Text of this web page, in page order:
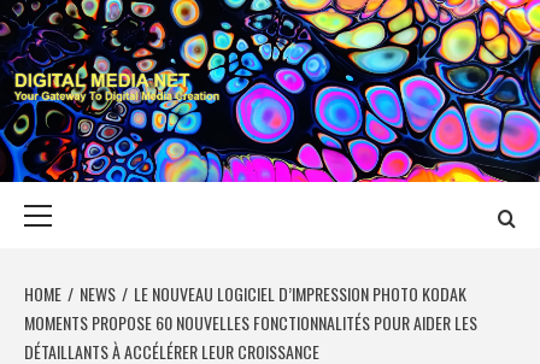
Skip
to
content
DIGITAL MEDIA
YOUR GATEWAY TO DIGITAL MEDIA CREATION
HOME NEWS
LE NOUVEAU LOGICIEL D’IMPRESSION PHOTO KODAK
MOMENTS PROPOSE 60 NOUVELLES FONCTIONNALITÉS POUR AIDER LES
DÉTAILLANTS À ACCÉLÉRER LEUR CROISSANCE